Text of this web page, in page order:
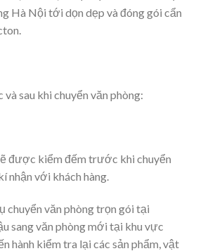
Hà Nội tới dọn dẹp và đóng gói cẩn
sau khi chuyển văn phòng:
được kiểm đếm trước khi chuyển
nhận với khách hàng.
chuyển văn phòng trọn gói tại
sang văn phòng mới tại khu vực
hành kiểm tra lại các sản phẩm, vật